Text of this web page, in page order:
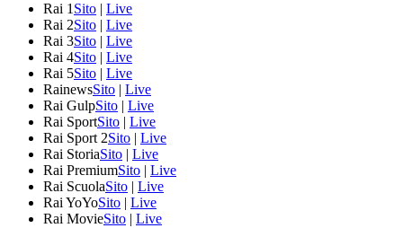
Rai 1 Sito | Live
Rai 2Sito | Live
Rai 3Sito | Live
Rai 4Sito | Live
Rai 5Sito | Live
RainewsSito | Live
Rai GulpSito | Live
Rai SportSito | Live
Rai Sport 2Sito | Live
Rai StoriaSito | Live
Rai PremiumSito | Live
Rai ScuolaSito | Live
Rai YoYoSito | Live
Rai MovieSito | Live